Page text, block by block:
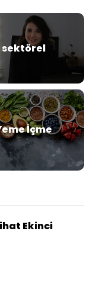
sektörel
İçme
Ekinci